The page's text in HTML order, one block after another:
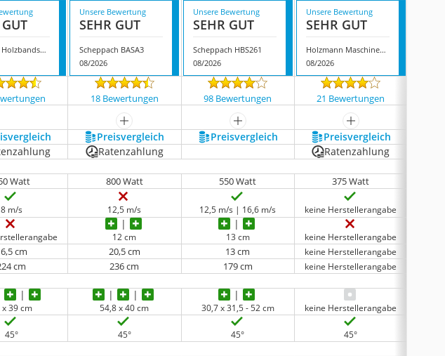
Paulimot Holzbandsäge MJ12
Unsere Bewertung
SEHR GUT
Scheppach BASA3
08/2026
Unsere Bewertung
SEHR GUT
Scheppach HBS261
08/2026
Unsere Bewertung
SEHR GUT
Holzmann Maschinen HBS245HQ
08/2026
18 Bewertungen 98 Bewertungen 21 Bewertungen
mehr anzeigen mehr anzeigen
mehr anzeigen
Preis­vergleich Preis­vergleich Preis­vergleich
Ratenzahlung Ratenzahlung
Watt 800 Watt 550 Watt
375 Watt
8 m/s 12,5 m/s 12,5 m/s | 16,6 m/s keine Herstellerangabe
12 cm 13 cm keine Herstellerangabe
cm 20,5 cm 13 cm keine Herstellerangabe
cm 236 cm 179 cm keine Herstellerangabe
x 39 cm 54,8 x 40 cm 30,7 x 31,5 - 52 cm keine Herstellerangabe
45° 45° 45° 45°